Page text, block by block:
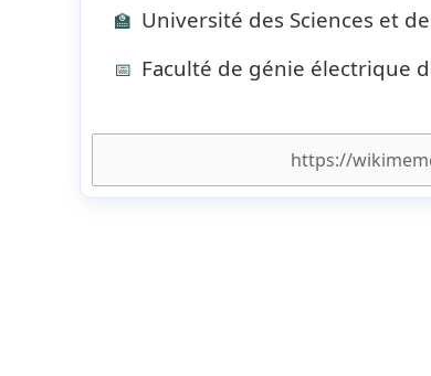
🏫 Université des Sciences et
📅 Faculté de génie électrique